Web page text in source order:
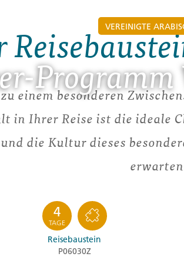
VEREINIGTE
einem besonderen
in Ihrer Reise ist die ideale
die Kultur dieses
4
TAGE
Reisebaustein
P06030Z